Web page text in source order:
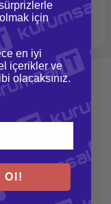
ve Değişim
için
en iyi
içerikler ve
olacaksınız.
Ol!